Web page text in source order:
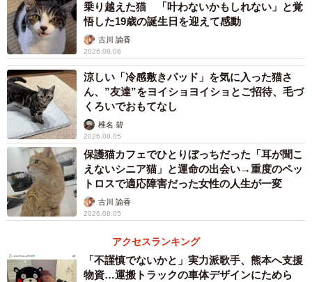
乗り越えた猫 「叶わないかもしれない」と覚
悟した19歳の誕生日を迎えて感動
古川 諭香
2026.08.06
涼しい「冷感敷きパッド」を気に入った猫さ
ん、”友達”をヨイショヨイショとご招待、毛づ
くろいでおもてなし
椎名 碧
2026.08.05
保護猫カフェでひとりぼっちだった「耳が聞こ
えないシニア猫」と運命の出会い→重度のペッ
トロスで適応障害だった女性の人生が一変
古川 諭香
2026.08.05
アクセスランキング
「不謹慎でないかと」実力派歌手、熊本へ支援
物資…運搬トラックの車体デザインにためら